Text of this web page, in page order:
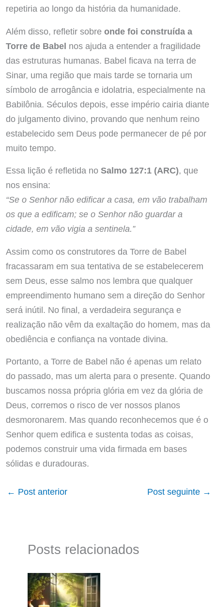
repetiria ao longo da história da humanidade.
Além disso, refletir sobre onde foi construída a
Torre de Babel nos ajuda a entender a fragilidade
das estruturas humanas. Babel ficava na terra de
Sinar, uma região que mais tarde se tornaria um
símbolo de arrogância e idolatria, especialmente na
Babilônia. Séculos depois, esse império cairia diante
do julgamento divino, provando que nenhum reino
estabelecido sem Deus pode permanecer de pé por
muito tempo.
Essa lição é refletida no Salmo 127:1 (ARC), que
nos ensina:
“Se o Senhor não edificar a casa, em vão trabalham
os que a edificam; se o Senhor não guardar a
cidade, em vão vigia a sentinela.”
Assim como os construtores da Torre de Babel
fracassaram em sua tentativa de se estabelecerem
sem Deus, esse salmo nos lembra que qualquer
empreendimento humano sem a direção do Senhor
será inútil. No final, a verdadeira segurança e
realização não vêm da exaltação do homem, mas da
obediência e confiança na vontade divina.
Portanto, a Torre de Babel não é apenas um relato
do passado, mas um alerta para o presente. Quando
buscamos nossa própria glória em vez da glória de
Deus, corremos o risco de ver nossos planos
desmoronarem. Mas quando reconhecemos que é o
Senhor quem edifica e sustenta todas as coisas,
podemos construir uma vida firmada em bases
sólidas e duradouras.
← Post anterior Post seguinte →
Posts relacionados